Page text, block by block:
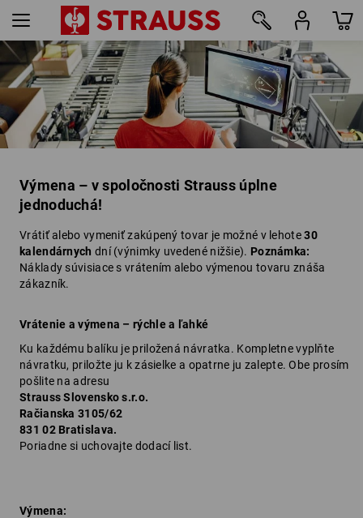
Výmena – v spoločnosti Strauss úplne
jednoduchá!
Vrátiť alebo vymeniť zakúpený tovar je možné v lehote30
kalendárnych dní (výnimky uvedené nižšie). Poznámka:
Náklady súvisiace s vrátením alebo výmenou tovaru znáša
zákazník.
Vrátenie a výmena – rýchle a ľahké
Ku každému balíku je priložená návratka. Kompletne vyplňte
návratku, priložte ju k zásielke a opatrne ju zalepte. Obe prosím
pošlite na adresu
Strauss Slovensko s.r.o.
Račianska 3105/62
831 02 Bratislava.
Poriadne si uchovajte dodací list.
Výmena: